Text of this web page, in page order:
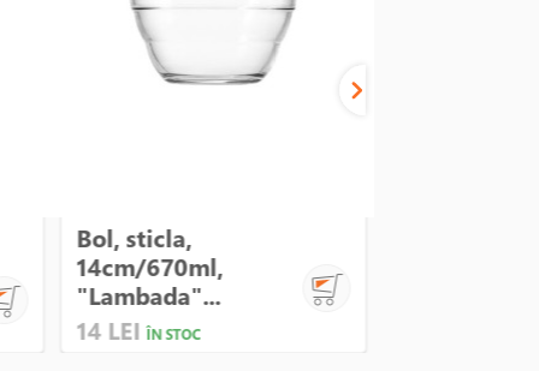
Bol, sticla,
14cm/670ml,
"Lambada"...
14 LEIÎN STOC